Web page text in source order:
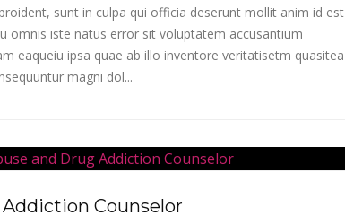
sunt in culpa qui officia deserunt mollit anim id est
omnis iste natus error sit voluptatem accusantium
eaqueiu ipsa quae ab illo inventore veritatisetm quasitea
magni dol...
Counselor